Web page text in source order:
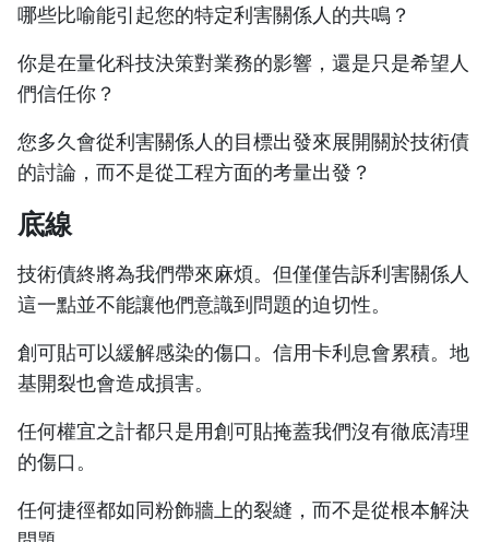
哪些比喻能引起您的特定利害關係人的共鳴？
你是在量化科技決策對業務的影響，還是只是希望人
們信任你？
您多久會從利害關係人的目標出發來展開關於技術債
的討論，而不是從工程方面的考量出發？
底線
技術債終將為我們帶來麻煩。但僅僅告訴利害關係人
這一點並不能讓他們意識到問題的迫切性。
創可貼可以緩解感染的傷口。信用卡利息會累積。地
基開裂也會造成損害。
任何權宜之計都只是用創可貼掩蓋我們沒有徹底清理
的傷口。
任何捷徑都如同粉飾牆上的裂縫，而不是從根本解決